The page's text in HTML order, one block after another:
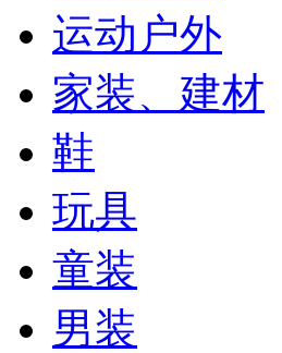
运动户外
家装、建材
鞋
玩具
童装
男装